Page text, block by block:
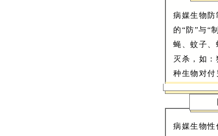
病媒生物防
的“防”与“
蝇、蚊子
灭杀，如
种生物对
病媒生物